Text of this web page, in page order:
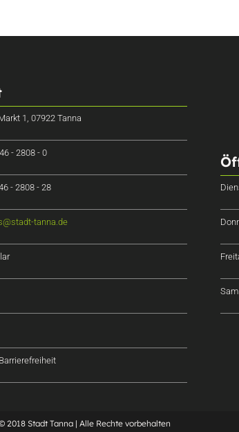
1, 07922 Tanna
- 2808 - 0
- 2808 - 28
tanna.de
2018 Stadt Tanna | Alle Rechte vorbehalten